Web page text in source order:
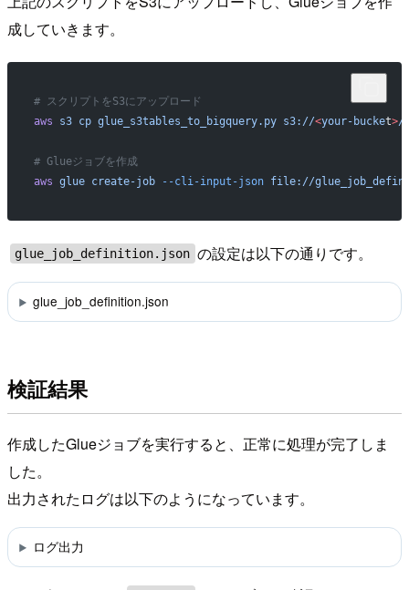
成していきます。
# スクリプトをS3にアップロード
aws s3 cp glue_s3tables_to_bigquery.py s3://<your-bucket>/
# Glueジョブを作成
aws glue create-job --cli-input-json file://
glue_job_definition.json の設定は以下の通りです。
glue_job_definition.json
検証結果
作成したGlueジョブを実行すると、正常に処理が完了しま
した。
出力されたログは以下のようになっています。
ログ出力